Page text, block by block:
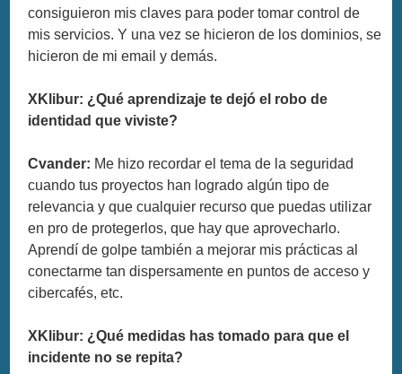
consiguieron mis claves para poder tomar control de
mis servicios. Y una vez se hicieron de los dominios, se
hicieron de mi email y demás.
XKlibur: ¿Qué aprendizaje te dejó el robo de
identidad que viviste?
Cvander: Me hizo recordar el tema de la seguridad
cuando tus proyectos han logrado algún tipo de
relevancia y que cualquier recurso que puedas utilizar
en pro de protegerlos, que hay que aprovecharlo.
Aprendí de golpe también a mejorar mis prácticas al
conectarme tan dispersamente en puntos de acceso y
cibercafés, etc.
XKlibur: ¿Qué medidas has tomado para que el
incidente no se repita?